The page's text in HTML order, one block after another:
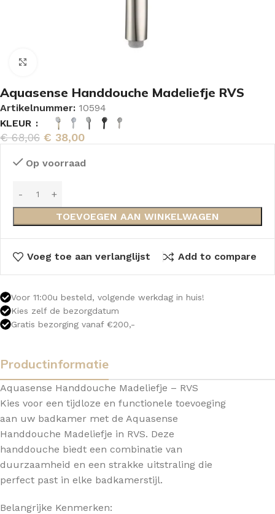
Aquasense Handdouche Madeliefje RVS
Artikelnummer: 10594
KLEUR
€68,06 € 38,00
Op voorraad
TOEVOEGEN AAN WINKELWAGEN
Voeg toe aan verlanglijst Add to compare
Voor 11:00u besteld, volgende werkdag in huis!
Kies zelf de bezorgdatum
Gratis bezorging vanaf €200,-
Productinformatie
Aquasense Handdouche Madeliefje – RVS
Kies voor een tijdloze en functionele toevoeging
aan uw badkamer met de Aquasense
Handdouche Madeliefje in RVS. Deze
handdouche biedt een combinatie van
duurzaamheid en een strakke uitstraling die
perfect past in elke badkamerstijl.
Belangrijke Kenmerken: